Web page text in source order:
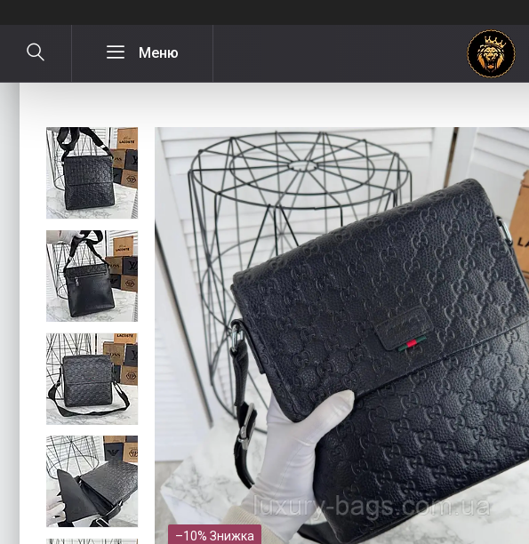
Чоловіча шкіряна сумка Gucci через плече
–10%